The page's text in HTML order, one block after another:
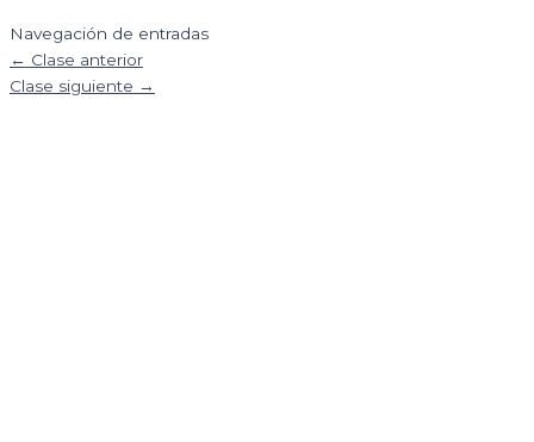
Navegación de entradas
← Clase anterior
Clase siguiente →